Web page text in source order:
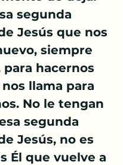
segunda
Jesús que nos
siempre
para hacernos
llama para
No le tengan
segunda
Jesús, no es
Él que vuelve a